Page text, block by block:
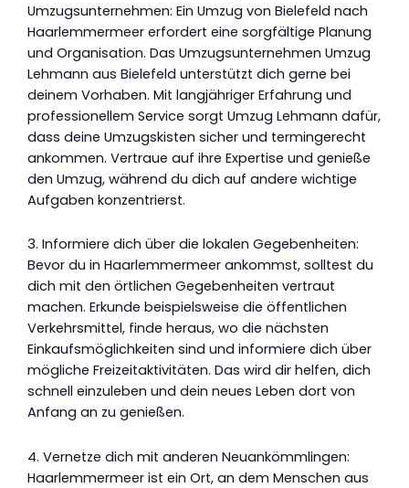
Umzugsunternehmen: Ein Umzug von Bielefeld nach
Haarlemmermeer erfordert eine sorgfältige Planung
und Organisation. Das Umzugsunternehmen Umzug
Lehmann aus Bielefeld unterstützt dich gerne bei
deinem Vorhaben. Mit langjähriger Erfahrung und
professionellem Service sorgt Umzug Lehmann dafür,
dass deine Umzugskisten sicher und termingerecht
ankommen. Vertraue auf ihre Expertise und genieße
den Umzug, während du dich auf andere wichtige
Aufgaben konzentrierst.
3. Informiere dich über die lokalen Gegebenheiten:
Bevor du in Haarlemmermeer ankommst, solltest du
dich mit den örtlichen Gegebenheiten vertraut
machen. Erkunde beispielsweise die öffentlichen
Verkehrsmittel, finde heraus, wo die nächsten
Einkaufsmöglichkeiten sind und informiere dich über
mögliche Freizeitaktivitäten. Das wird dir helfen, dich
schnell einzuleben und dein neues Leben dort von
Anfang an zu genießen.
4. Vernetze dich mit anderen Neuankömmlingen:
Haarlemmermeer ist ein Ort, an dem Menschen aus